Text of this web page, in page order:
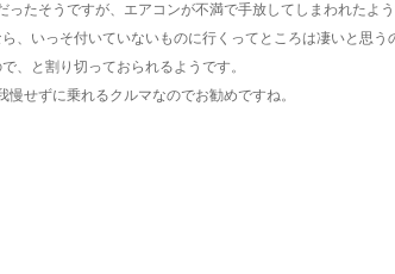
ったそうですが、エアコンが不満で手放してしまわれたよう
、いっそ付いていないものに行くってところは凄いと思
、と割り切っておられるようです。
慢せずに乗れるクルマなのでお勧めですね。